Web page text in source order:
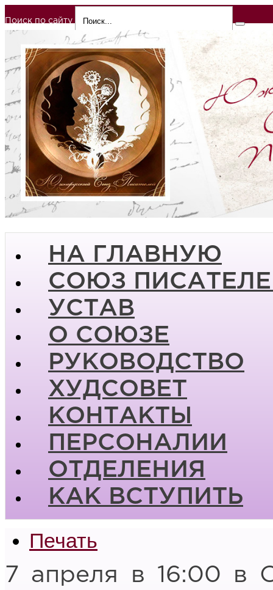
Поиск по сайту
НА ГЛАВНУЮ
СОЮЗ
УСТАВ
О СОЮЗЕ
РУКОВОДСТВО
ХУДСОВЕТ
КОНТАКТЫ
ПЕРСОНАЛИИ
ОТДЕЛЕНИЯ
КАК ВСТУПИТЬ
Печать
7 апреля в 16:00 в